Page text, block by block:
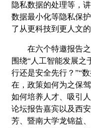
隐私数据的处理等，
数据最小化等隐私保
了从更科技到更人文
在六个特邀报告
围绕“人工智能发展之
行还是安全先行？ ”“
在，政策如何为之保
如何培养人才、吸引人
论坛报告嘉宾以及西
芳、暨南大学龙锦益